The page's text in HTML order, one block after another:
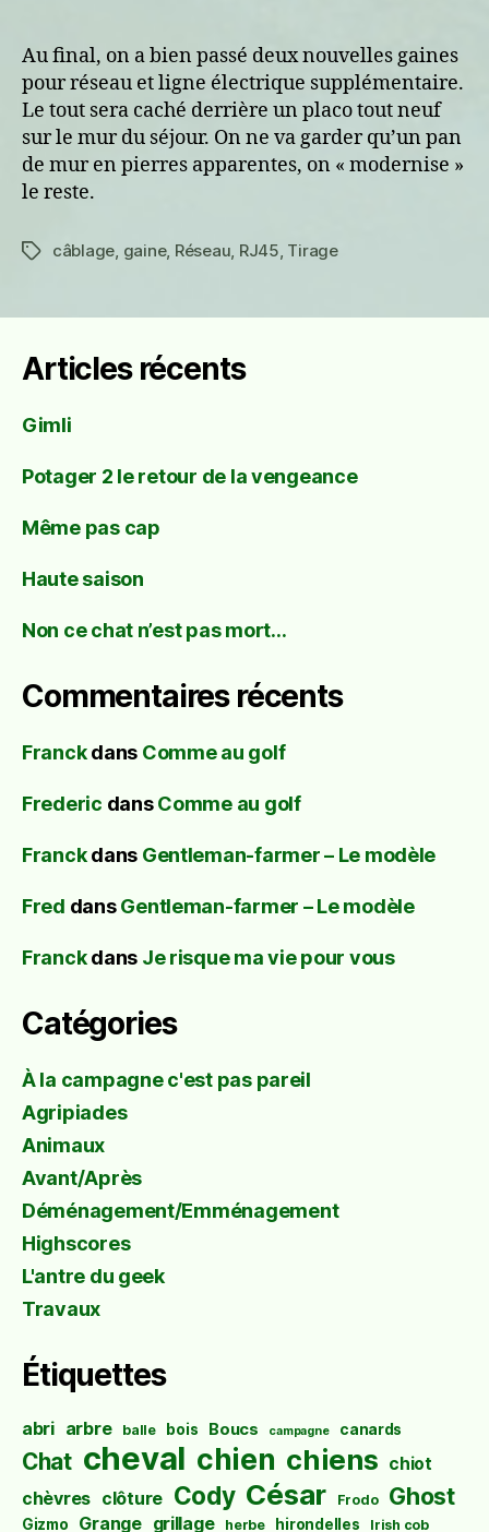
Au final, on a bien passé deux nouvelles gaines
pour réseau et ligne électrique supplémentaire.
Le tout sera caché derrière un placo tout neuf
sur le mur du séjour. On ne va garder qu’un pan
de mur en pierres apparentes, on « modernise »
le reste.
Étiquettes
câblage gaine, Réseau RJ45 Tirage
Articles récents
Gimli
Potager 2 le retour de la vengeance
Même pas cap
Haute saison
Non ce chat n’est pas mort…
Commentaires récents
Franckdans Comme au golf
Frederic dansComme au golf
Franckdans Gentleman-farmer – Le modèle
Fred dansGentleman-farmer – Le modèle
Franckdans Je risque ma vie pour vous
Catégories
À la campagne c'est pas pareil
Agripiades
Animaux
Avant/Après
Déménagement/Emménagement
Highscores
L'antre du geek
Travaux
Étiquettes
abri arbre balle bois Boucs campagne canards
Chat cheval chien chiens chiot
chèvres clôture Cody César Frodo Ghost
Gizmo Grange grillage herbe hirondelles Irish cob